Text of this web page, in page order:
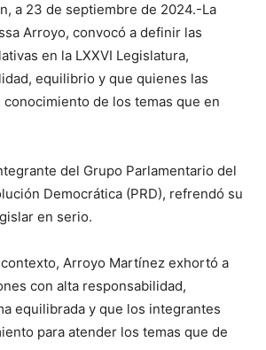
a 23 de septiembre de 2024.-La
Arroyo, convocó a definir las
en la LXXVI Legislatura,
equilibrio y que quienes las
de los temas que en
del Grupo Parlamentario del
Democrática (PRD), refrendó su
en serio.
Arroyo Martínez exhortó a
con alta responsabilidad,
equilibrada y que los integrantes
para atender los temas que de